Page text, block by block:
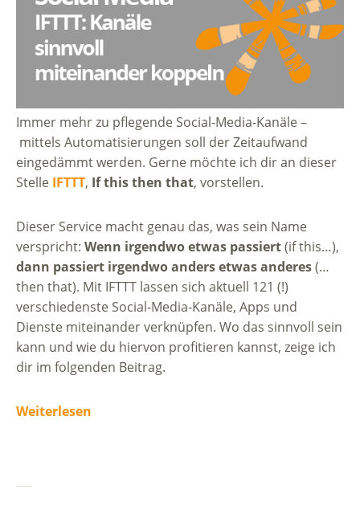
Immer mehr zu pflegende Social-Media-Kanäle –
mittels Automatisierungen soll der Zeitaufwand
eingedämmt werden. Gerne möchte ich dir an dieser
Stelle IFTTT, If this then that, vorstellen.
Dieser Service macht genau das, was sein Name
verspricht: Wenn irgendwo etwas passiert(if this…),
dann passiert irgendwo anders etwas anderes(…
then that). Mit IFTTT lassen sich aktuell 121 (!)
verschiedenste Social-Media-Kanäle, Apps und
Dienste miteinander verknüpfen. Wo das sinnvoll sein
kann und wie du hiervon profitieren kannst, zeige ich
dir im folgenden Beitrag.
Weiterlesen